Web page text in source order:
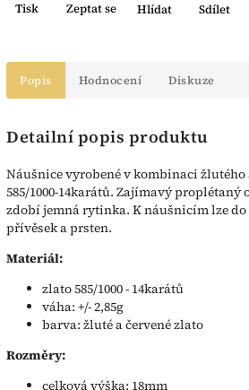
Tisk Zeptat se Hlídat Sdílet
Popis Hodnocení Diskuze
Detailní popis produktu
Náušnice vyrobené v kombinaci žlutého
585/1000-14karátů. Zajímavý proplétaný
zdobí jemná rytinka. K náušnicím lze
přívěsek a prsten.
Materiál:
zlato 585/1000 - 14karátů
váha: +/- 2,85g
barva: žluté a červené zlato
Rozměry:
celková výška: 18mm